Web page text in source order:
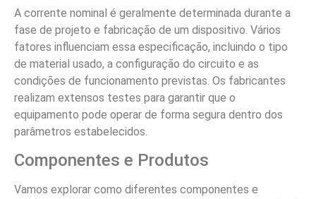
A corrente nominal é geralmente determinada durante a
fase de projeto e fabricação de um dispositivo. Vários
fatores influenciam essa especificação, incluindo o tipo
de material usado, a configuração do circuito e as
condições de funcionamento previstas. Os fabricantes
realizam extensos testes para garantir que o
equipamento pode operar de forma segura dentro dos
parâmetros estabelecidos.
Componentes e Produtos
Vamos explorar como diferentes componentes e